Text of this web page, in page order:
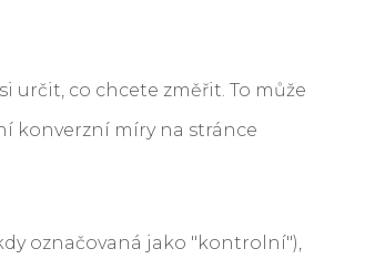
určit, co chcete změřit. To může
konverzní míry na stránce
označovaná jako "kontrolní"),